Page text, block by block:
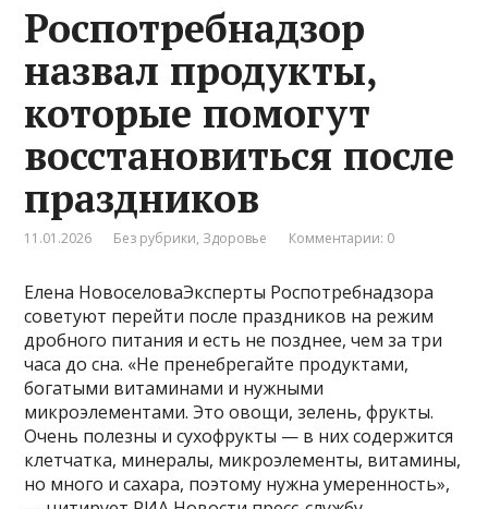
Роспотребнадзор
назвал продукты,
которые помогут
восстановиться после
праздников
11.01.2026 Без рубрики, Здоровье Комментарии: 0
Елена НовоселоваЭксперты Роспотребнадзора
советуют перейти после праздников на режим
дробного питания и есть не позднее, чем за три
часа до сна. «Не пренебрегайте продуктами,
богатыми витаминами и нужными
микроэлементами. Это овощи, зелень, фрукты.
Очень полезны и сухофрукты — в них содержится
клетчатка, минералы, микроэлементы, витамины,
но много и сахара, поэтому нужна умеренность»,